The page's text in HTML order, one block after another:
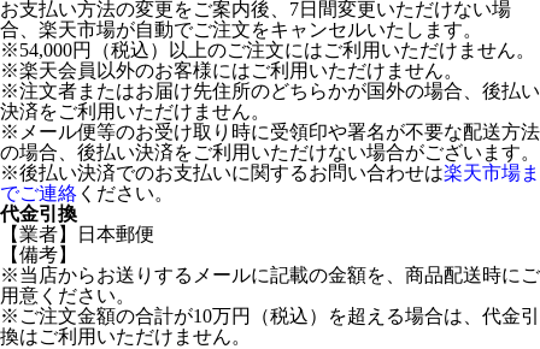
お支払い方法の変更をご案内後、7日間変更いただけない場
合、楽天市場が自動でご注文をキャンセルいたします。
※54,000円（税込）以上のご注文にはご利用いただけません。
※楽天会員以外のお客様にはご利用いただけません。
※注文者またはお届け先住所のどちらかが国外の場合、後払い
決済をご利用いただけません。
※メール便等のお受け取り時に受領印や署名が不要な配送方法
の場合、後払い決済をご利用いただけない場合がございます。
※後払い決済でのお支払いに関するお問い合わせは楽天市場ま
でご連絡 ください。
代金引換
【業者】日本郵便
【備考】
※当店からお送りするメールに記載の金額を、商品配送時にご
用意ください。
※ご注文金額の合計が10万円（税込）を超える場合は、代金引
換はご利用いただけません。